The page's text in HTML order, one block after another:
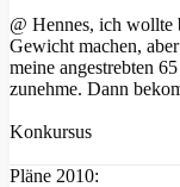
@ Hennes, ich
Gewicht machen,
meine angestrebten
zunehme. Dann
Konkursus
Pläne 2010: